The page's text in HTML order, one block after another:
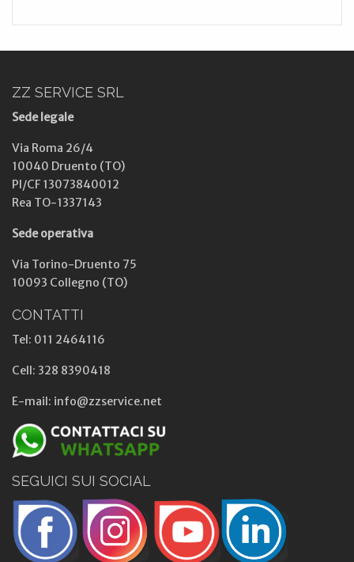
ZZ SERVICE SRL
Sede legale
Via Roma 26/4
10040 Druento (TO)
PI/CF 13073840012
Rea TO-1337143
Sede operativa
Via Torino-Druento 75
10093 Collegno (TO)
CONTATTI
Tel: 011 2464116
Cell: 328 8390418
E-mail: info@zzservice.net
SEGUICI SUI SOCIAL